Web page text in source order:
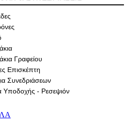
Γραφείου
Επισκέπτη
Συνεδριάσεων
Υποδοχής - Ρεσεψιόν